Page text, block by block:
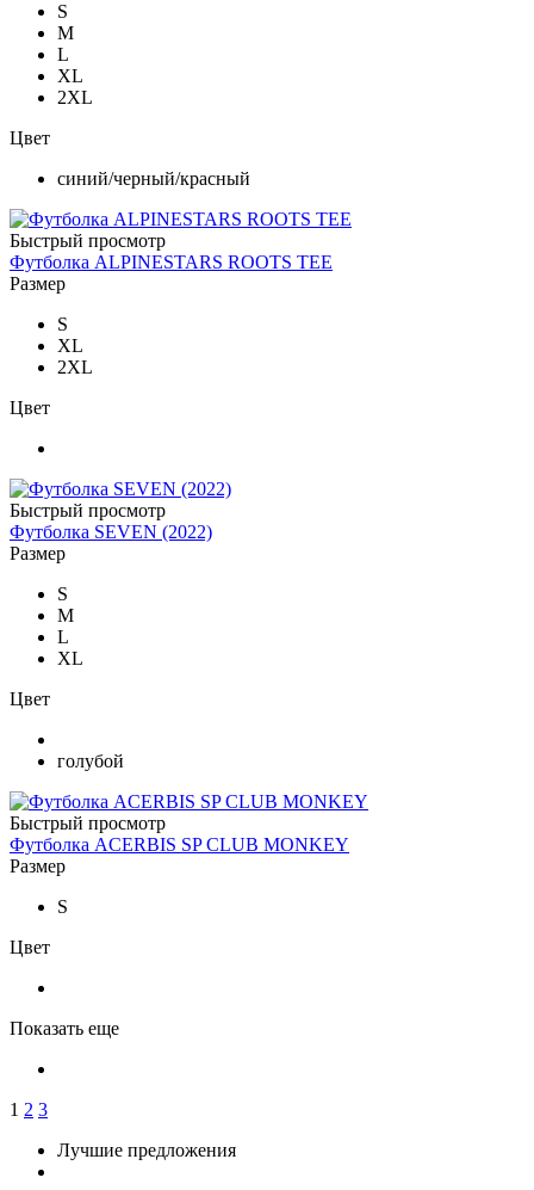
S
M
L
XL
2XL
Цвет
синий/черный/красный
Быстрый просмотр
Футболка ALPINESTARS ROOTS TEE
Размер
S
XL
2XL
Цвет
Быстрый просмотр
Футболка SEVEN (2022)
Размер
S
M
L
XL
Цвет
голубой
Быстрый просмотр
Футболка ACERBIS SP CLUB MONKEY
Размер
S
Цвет
Показать еще
1 2 3
Лучшие предложения